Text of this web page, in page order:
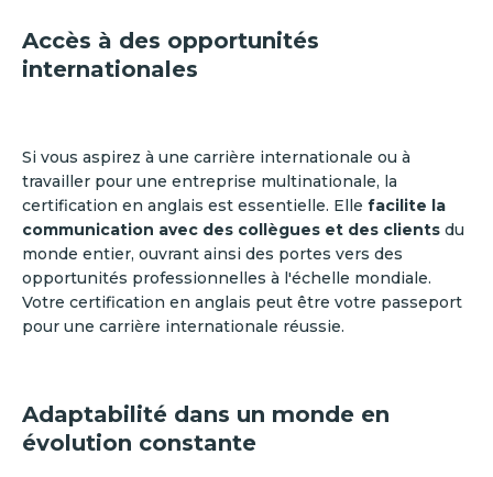
Accès à des opportunités
internationales
Si vous aspirez à une carrière internationale ou à
travailler pour une entreprise multinationale, la
certification en anglais est essentielle. Elle facilite la
communication avec des collègues et des clients du
monde entier, ouvrant ainsi des portes vers des
opportunités professionnelles à l'échelle mondiale.
Votre certification en anglais peut être votre passeport
pour une carrière internationale réussie.
Adaptabilité dans un monde en
évolution constante